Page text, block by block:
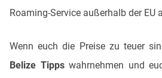
Roaming-Service außerhalb der EU
Wenn euch die Preise zu teuer
Belize Tippswahrnehmen und